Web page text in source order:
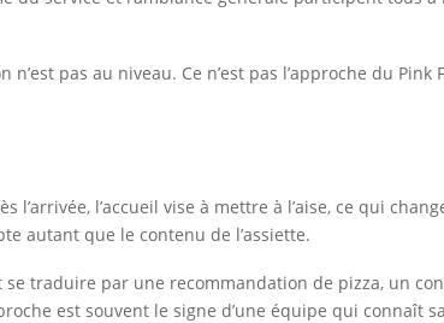
pas au niveau. Ce n’est pas l’approche du Pink
l’accueil vise à mettre à l’aise, ce qui
autant que le contenu de l’assiette.
traduire par une recommandation de pizza, un
est souvent le signe d’une équipe qui connaît